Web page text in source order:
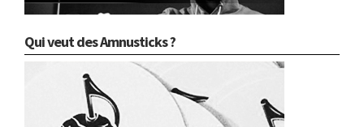
Qui veut des Amnusticks ?